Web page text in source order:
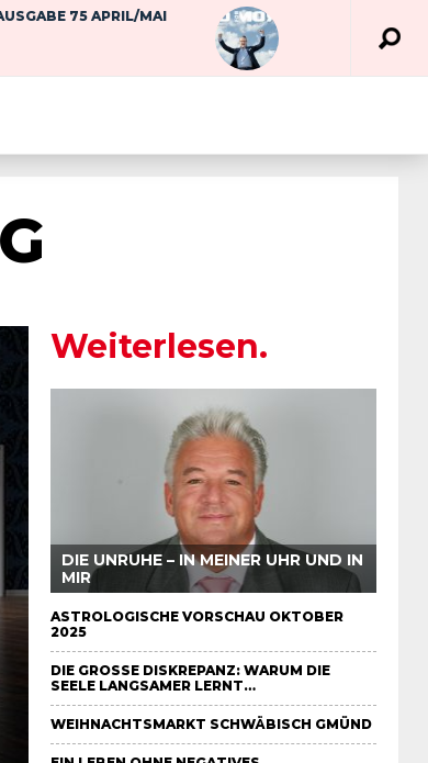
75 APRIL/MAI
Weiterlesen.
DIE UNRUHE – IN MEINER UHR UND IN
MIR
ASTROLOGISCHE VORSCHAU OKTOBER
2025
DIE GROSSE DISKREPANZ: WARUM DIE S
EELE LANGSAMER LERNT…
WEIHNACHTSMARKT SCHWÄBISCH GMÜND